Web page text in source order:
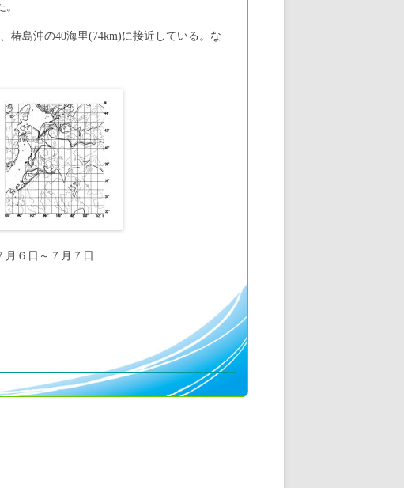
椿島沖の40海里(74km)に接近している。な
月６日～７月７日